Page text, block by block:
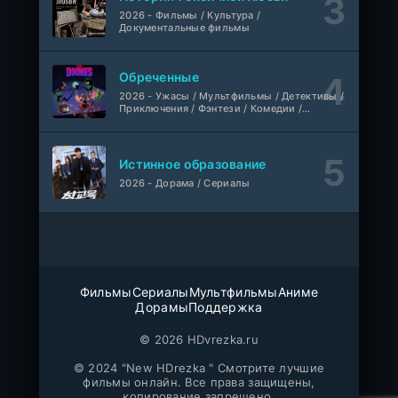
Любовь на розлив
WEB-Rip
Ольмо
Фильм
WEB-Rip
@MUZOBOZ@
1 сезон
Авто-Перевод
Шугар
1-2 сезон
1-8 серия
Свидания с Элис Перес
1 сезон
AniMaunt
2026 - Фильмы / Культура /
Документальные фильмы
Обреченные
2026 - Ужасы / Мультфильмы / Детективы /
Приключения / Фэнтези / Комедии /
Истинное образование
2026 - Дорама / Сериалы
ФильмыСериалыМультфильмыАниме
ДорамыПоддержка
© 2026 HDvrezka.ru
© 2024 "New HDrezka " Смотрите лучшие
фильмы онлайн. Все права защищены,